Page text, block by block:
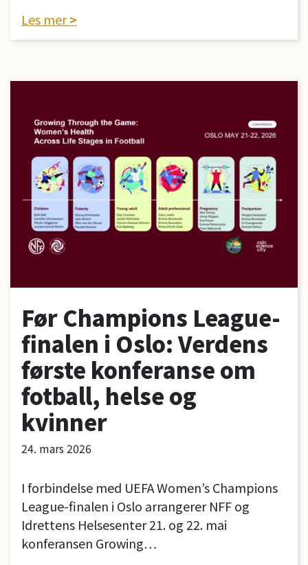
Les mer
24. mars 2026
Før Champions League-
finalen i Oslo: Verdens
første konferanse om
fotball, helse og
kvinner
I forbindelse med UEFA Women’s Champions
League-finalen i Oslo arrangerer NFF og
Idrettens Helsesenter 21. og 22. mai
konferansen Growing…